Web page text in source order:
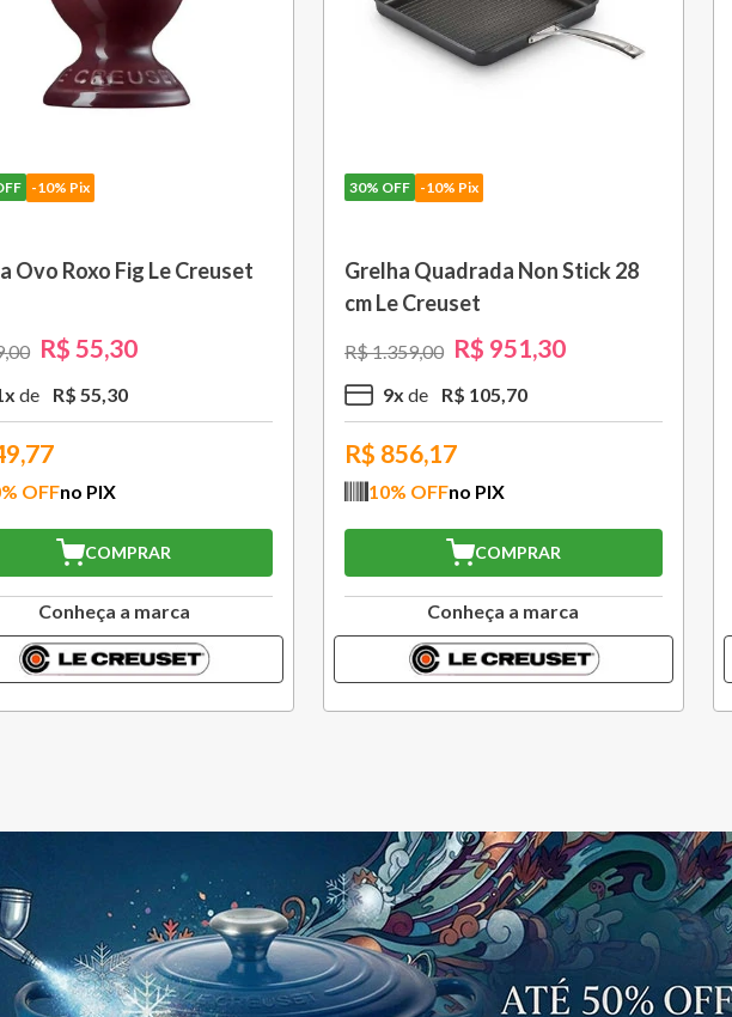
-10% Pix
Ovo Roxo Fig Le Creuset
,00 R$ 55,30
x R$ 55 30
% OFFno PIX
COMPRAR
Conheça a marca
30% OFF -10% Pix
Grelha Quadrada Non Stick 28
cm Le Creuset
R$1.359,00 R$ 951,30
9x R$ 105 70
R$ 856,17
10% OFFno PIX
COMPRAR
Conheça a marca